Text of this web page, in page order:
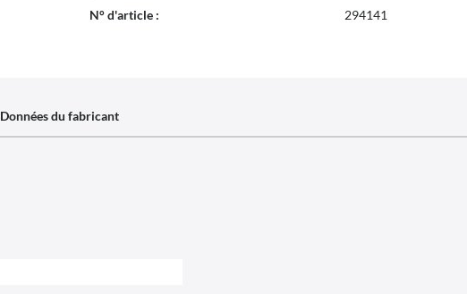
N° d'article : 294141
Données du fabricant